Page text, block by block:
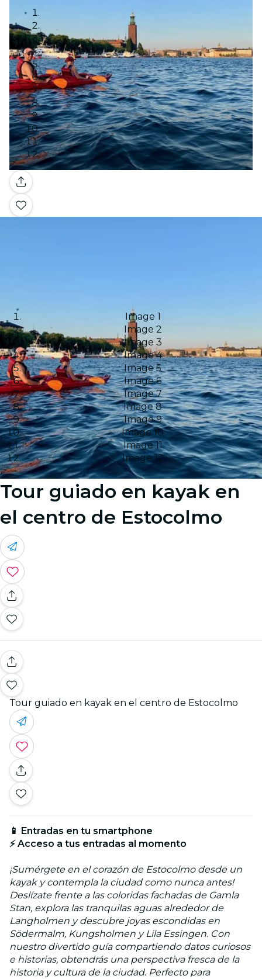
Galería
Image 1
Image 2
Image 3
Image 4
Image 5
Image 6
Image 7
Image 8
Image 9
Image 10
Image 11
Image 12
Tour guiado en kayak en
el centro de Estocolmo
Tour guiado en kayak en el centro de Estocolmo
📱 Entradas en tu smartphone
⚡ Acceso a tus entradas al momento
¡Sumérgete en el corazón de Estocolmo desde un
kayak y contempla la ciudad como nunca antes!
Deslízate frente a las coloridas fachadas de Gamla
Stan, explora las tranquilas aguas alrededor de
Langholmen y descubre joyas escondidas en
Södermalm, Kungsholmen y Lila Essingen. Con
nuestro divertido guía compartiendo datos curiosos
e historias, obtendrás una perspectiva fresca de la
historia y cultura de la ciudad. Perfecto para